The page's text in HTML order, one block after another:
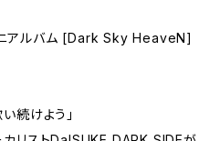
アルバム [Dark Sky HeaveN]
続けよう」